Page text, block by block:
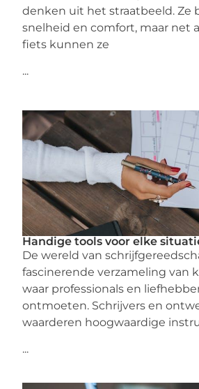
denken uit het straatbeeld. Ze
snelheid en comfort, maar net
fiets kunnen ze
...
Handige tools voor elke
De wereld van
fascinerende verzameling van
waar professionals en
ontmoeten. Schrijvers en
waarderen hoogwaardige
...